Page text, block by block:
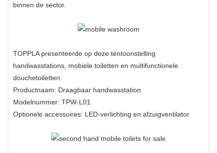
binnen de sector.
TOPPLA presenteerde op deze tentoonstelling
handwasstations, mobiele toiletten en multifunctionele
douchetoiletten.
Productnaam: Draagbaar handwasstation
Modelnummer: TPW-L01
Optionele accessoires: LED-verlichting en afzuigventilator